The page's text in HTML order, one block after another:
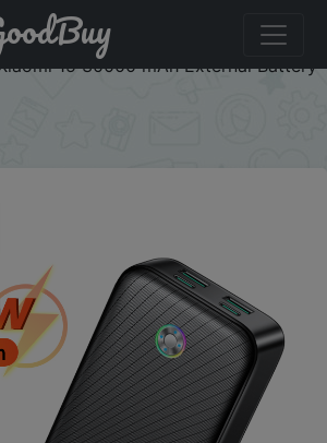
WSUA04 Rocoren 30000mAh PD
Fast Charging Powerbank For
15 30000 mAh External Battery